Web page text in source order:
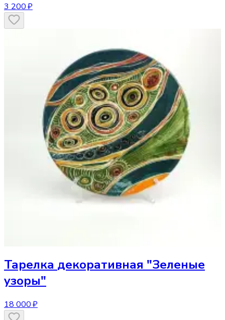
3 200 ₽
Тарелка декоративная "Зеленые
узоры"
18 000 ₽